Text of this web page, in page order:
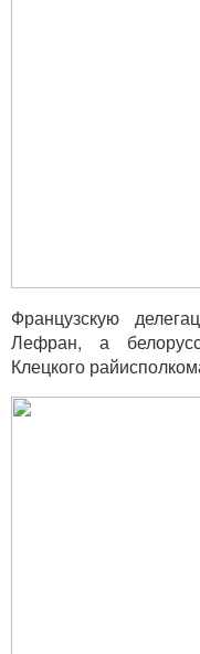
Французскую
Лефран, а
Клецкого